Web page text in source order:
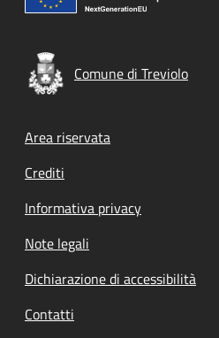
Comune di Treviolo
Footer menu
Area riservata
Crediti
Informativa privacy
Note legali
Dichiarazione di accessibilità
Contatti